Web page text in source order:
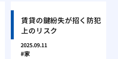
賃貸の鍵紛失が招く防犯
上のリスク
2025.09.11
家